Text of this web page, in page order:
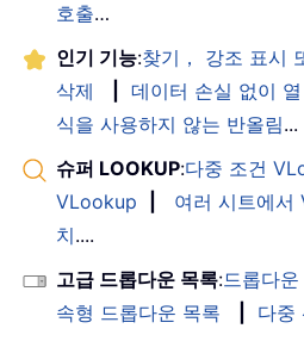
호출…
인기 기능:찾기， 강조 표시
삭제
데이터 손실 없이
식을 사용하지 않는 반올림...
슈퍼 LOOKUP:다중 조건
VLookup
여러 시트에서
치....
고급 드롭다운 목록:드롭다
속형 드롭다운 목록
다중